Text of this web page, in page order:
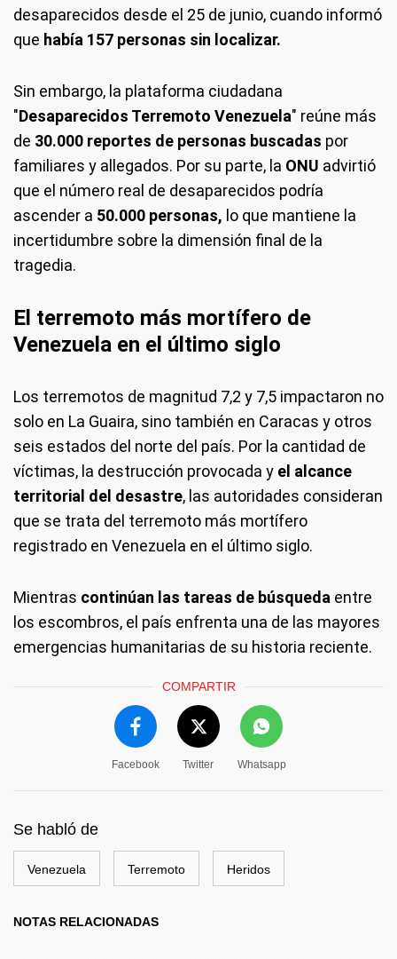
desaparecidos desde el 25 de junio, cuando informó
que había 157 personas sin localizar.
Sin embargo, la plataforma ciudadana
"Desaparecidos Terremoto Venezuela" reúne más
de 30.000 reportes de personas buscadas por
familiares y allegados. Por su parte, la ONU advirtió
que el número real de desaparecidos podría
ascender a 50.000 personas, lo que mantiene la
incertidumbre sobre la dimensión final de la
tragedia.
El terremoto más mortífero de
Venezuela en el último siglo
Los terremotos de magnitud 7,2 y 7,5 impactaron no
solo en La Guaira, sino también en Caracas y otros
seis estados del norte del país. Por la cantidad de
víctimas, la destrucción provocada y el alcance
territorial del desastre, las autoridades consideran
que se trata del terremoto más mortífero
registrado en Venezuela en el último siglo.
Mientras continúan las tareas de búsqueda entre
los escombros, el país enfrenta una de las mayores
emergencias humanitarias de su historia reciente.
COMPARTIR
Facebook Twitter Whatsapp
Se habló de
Venezuela Terremoto Heridos
NOTAS RELACIONADAS